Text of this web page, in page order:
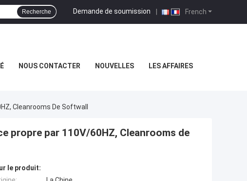
French
Demande de soumission |
Recherche
NOUS CONTACTER NOUVELLES LES AFFAIRES
Cleanrooms De Softwall
propre par 110V/60HZ, Cleanrooms de
le produit: